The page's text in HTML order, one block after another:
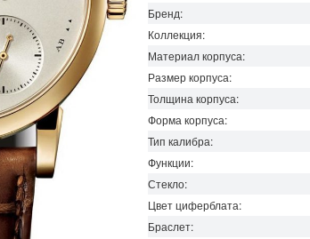
Бренд:
Коллекция:
Материал корпуса:
Размер корпуса:
Толщина корпуса:
Форма корпуса:
Тип калибра:
Функции:
Стекло:
Цвет циферблата:
Браслет: